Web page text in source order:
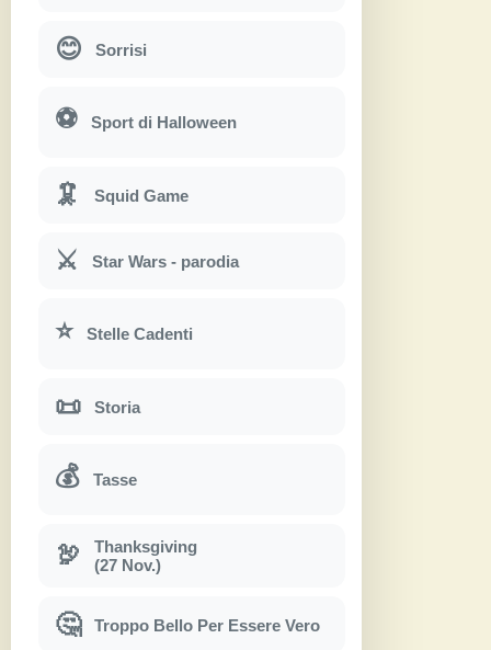
😊 Sorrisi
⚽ Sport di Halloween
🦑 Squid Game
⚔ Star Wars - parodia
⭐ Stelle Cadenti
📜 Storia
💰 Tasse
🦃
Thanksgiving
(27 Nov.)
🤔 Troppo Bello Per Essere Vero